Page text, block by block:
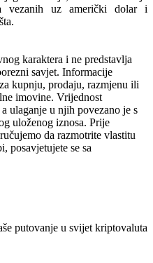
vezanih uz američki dolar i
karaktera i ne predstavlja
savjet. Informacije
kupnju, prodaju, razmjenu ili
imovine. Vrijednost
ulaganje u njih povezano je s
uloženog iznosa. Prije
da razmotrite vlastitu
posavjetujete se sa
putovanje u svijet kriptovaluta